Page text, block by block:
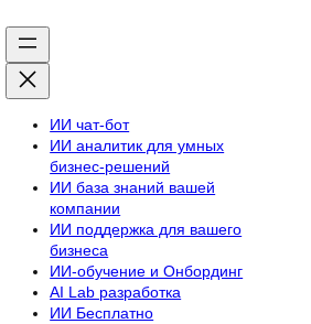
ИИ чат-бот
ИИ аналитик для умных
бизнес-решений
ИИ база знаний вашей
компании
ИИ поддержка для вашего
бизнеса
ИИ-обучение и Онбординг
AI Lab разработка
ИИ Бесплатно